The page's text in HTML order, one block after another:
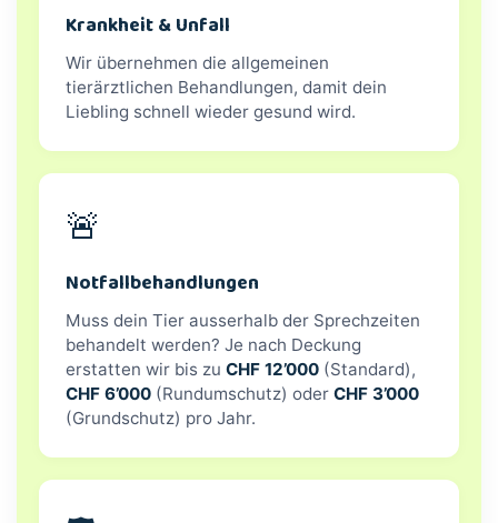
Krankheit & Unfall
Wir übernehmen die allgemeinen
tierärztlichen Behandlungen, damit dein
Liebling schnell wieder gesund wird.
🚨
Notfallbehandlungen
Muss dein Tier ausserhalb der Sprechzeiten
behandelt werden? Je nach Deckung
erstatten wir bis zu CHF 12’000 (Standard),
CHF 6’000 (Rundumschutz) oder CHF 3’000
(Grundschutz) pro Jahr.